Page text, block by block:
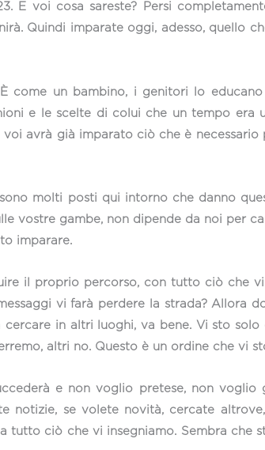
E voi cosa sareste? Persi
Quindi imparate oggi, adesso, quello
come un bambino, i genitori lo
e le scelte di colui che un tempo era
avrà già imparato ciò che è
molti posti qui intorno che danno
vostre gambe, non dipende da noi per
imparare.
il proprio percorso, con tutto ciò che
vi farà perdere la strada? Allora
in altri luoghi, va bene. Vi sto
altri no. Questo è un ordine che vi
e non voglio pretese, non voglio
notizie, se volete novità, cercate
tutto ciò che vi insegniamo. Sembra che